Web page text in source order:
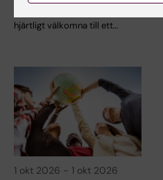
hjärtligt välkomna till ett…
1 okt 2026 - 1 okt 2026